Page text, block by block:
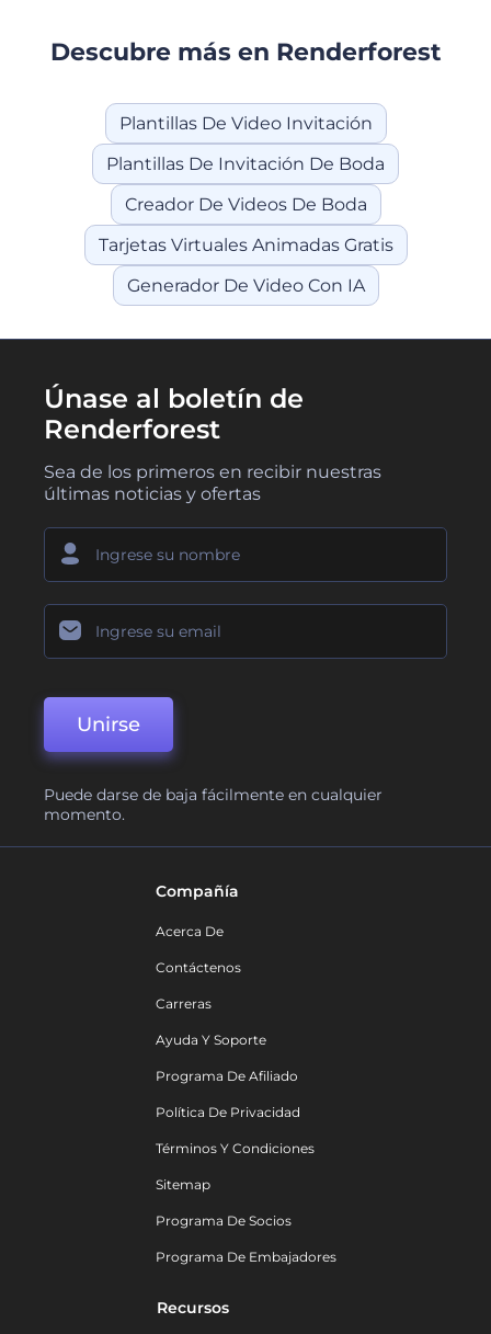
Descubre más en Renderforest
Plantillas De Video Invitación
Plantillas De Invitación De Boda
Creador De Videos De Boda
Tarjetas Virtuales Animadas Gratis
Generador De Video Con IA
Únase al boletín de
Renderforest
Sea de los primeros en recibir nuestras
últimas noticias y ofertas
Unirse
Puede darse de baja fácilmente en cualquier
momento.
Compañía
Acerca De
Contáctenos
Carreras
Ayuda Y Soporte
Programa De Afiliado
Política De Privacidad
Términos Y Condiciones
Sitemap
Programa De Socios
Programa De Embajadores
Recursos